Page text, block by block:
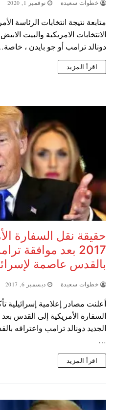
خطوات سعيدة نوفمبر 1, 2020
الانتخابات الامريكية والبيت
دونالد ترامب أو جو بايدن ،
اقرأ المزيد
حقيقة نقل السفارة
2017 بعد موافقة
بالقدس عاصمة
خطوات سعيدة ديسمبر 6, 2017
أعلنت مصادر إعلامية إسرائيلية
السفارة الأمريكية إلى القدس
الجديد دونالد ترامب واعترافه
…
اقرأ المزيد